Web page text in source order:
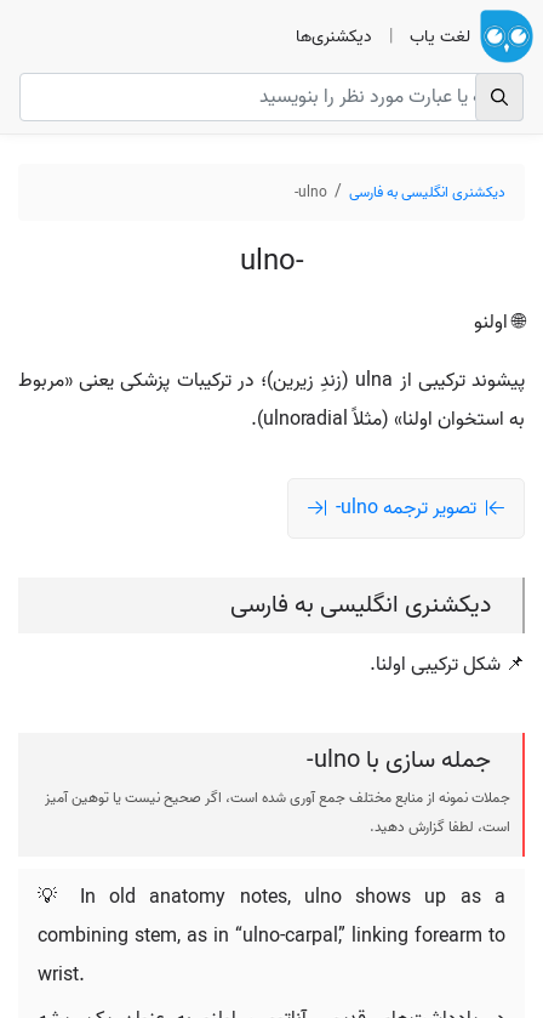
لغت یاب | دیکشنری‌ها
دیکشنری انگلیسی به فارسی ulno-
ulno-
🌐 اولنو
پیشوند ترکیبی از ulna (زندِ زیرین)؛ در ترکیبات پزشکی یعنی «مربوط
به استخوان اولنا» (مثلاً ulnoradial).
تصویر ترجمه ulno-
دیکشنری انگلیسی به فارسی
📌 شکل ترکیبی اولنا.
جمله سازی با ulno-
جملات نمونه از منابع مختلف جمع آوری شده است، اگر صحیح نیست یا توهین آمیز
است، لطفا گزارش دهید.
💡 In old anatomy notes, ulno shows up as a
combining stem, as in “ulno-carpal,” linking forearm to
wrist.